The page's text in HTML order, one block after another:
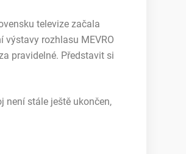
televize začala
rozhlasu MEVRO
pravidelné. Představit si
není stále ještě ukončen,